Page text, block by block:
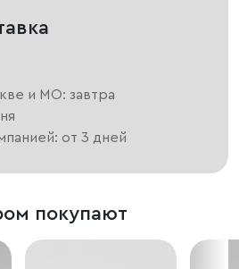
и МО: завтра
от 3 дней
покупают